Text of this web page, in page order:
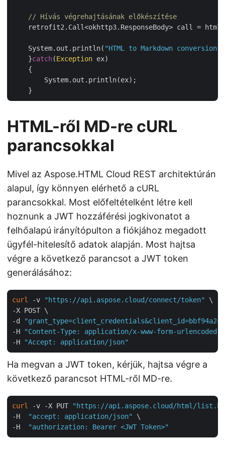
// Hívás végrehajtásának előkészítése
retrofit2.Call<okhttp3.ResponseBody> call =
    System.out.println(
"HTML to Markdown
    }
catch(Exception ex)
    {
        System.out.println(ex);
HTML-ről MD-re cURL
parancsokkal
Mivel az Aspose.HTML Cloud REST architektúrán
alapul, így könnyen elérhető a cURL
parancsokkal. Most előfeltételként létre kell
hoznunk a JWT hozzáférési jogkivonatot a
felhőalapú irányítópulton a fiókjához megadott
ügyfél-hitelesítő adatok alapján. Most hajtsa
végre a következő parancsot a JWT token
generálásához:
curl -v "https://api.aspose.cloud/connect/token"
\
-X POST \
-d
"grant_type=client_credentials&client_id=bbf94a2c-
-H
"Content-Type: application/x-www-form-urlencoded"
-H
"Accept: application/json"
Ha megvan a JWT token, kérjük, hajtsa végre a
következő parancsot HTML-ről MD-re.
curl -v -X PUT
"https://api.aspose.cloud/html/
-H
"accept: application/json"
\
-H
"authorization: Bearer <JWT Token>"